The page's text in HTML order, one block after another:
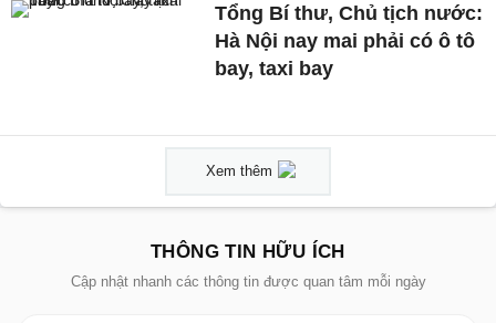
Tổng Bí thư, Chủ tịch nước:
Hà Nội nay mai phải có ô tô
bay, taxi bay
Xem thêm
THÔNG TIN HỮU ÍCH
Cập nhật nhanh các thông tin được quan tâm mỗi ngày